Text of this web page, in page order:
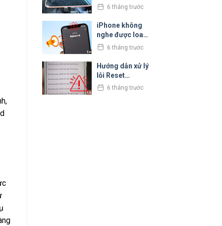
hưởng đến cảm
6 tháng trước
iPhone không
nghe được loa
trong: Nguyên
nhân và cách xử
lý
6 tháng trước
Hướng dẫn xử lý
lỗi Reset
Counter trên
6 tháng trước